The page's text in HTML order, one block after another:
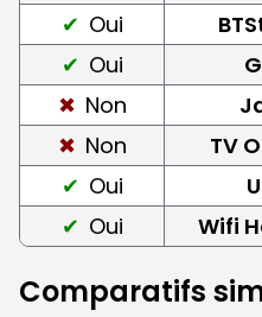
Oui
Oui
Non
Non
TV
Oui
Oui
Wifi
Comparatifs